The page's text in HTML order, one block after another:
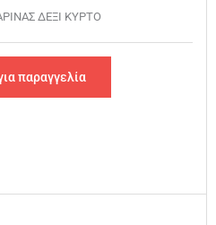
ΔΕΞΙ ΚΥΡΤΟ
παραγγελία